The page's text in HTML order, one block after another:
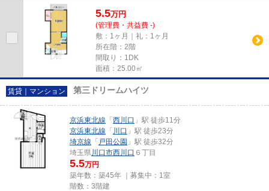
5.5万円
(管理費・共益費 -)
敷：1ヶ月｜礼：1ヶ月
所在階：2階
間取り：1DK
面積：25.00㎡
賃貸｜マンション 第三ドリームハイツ
京浜東北線 「 西川口 」駅 徒歩11分
京浜東北線 「 川口 」駅 徒歩23分
埼京線 「 戸田公園 」駅 徒歩32分
埼玉県川口市西川口 ６丁目
5.5万円
築年数：築45年 ｜募集中： 1室
階数：3階建